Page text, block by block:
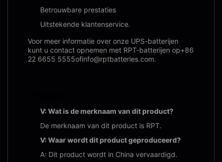
Betrouwbare prestaties
Uitstekende klantenservice.
Voor meer informatie over onze UPS-batterijen
kunt u contact opnemen met RPT-batterijen op+86
22 6655 5555ofinfo@rptbatteries.com.
V: Wat is de merknaam van dit product?
De merknaam van dit product is RPT.
V: Waar wordt dit product geproduceerd?
A: Dit product wordt in China vervaardigd.